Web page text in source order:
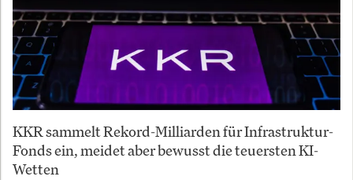
KKR sammelt Rekord-Milliarden für Infrastruktur-
Fonds ein, meidet aber bewusst die teuersten KI-
Wetten